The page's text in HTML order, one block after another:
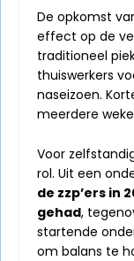
De opkomst
effect op de
traditioneel
thuiswerkers
naseizoen.
meerdere
Voor
rol. Uit een
de zzp’ers in
gehad,
startende
om balans te